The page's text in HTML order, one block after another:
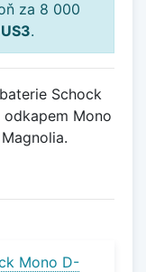
za 8 000
.
Schock
Mono
Mono D-